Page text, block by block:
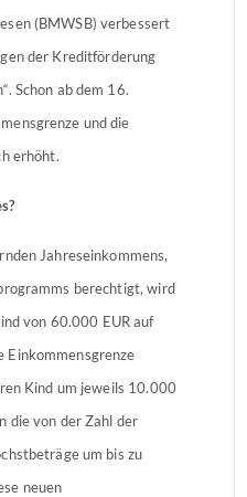
(BMWSB) verbessert
der Kreditförderung
Schon ab dem 16.
und die
erhöht.
Jahreseinkommens,
berechtigt, wird
von 60.000 EUR auf
Einkommensgrenze
Kind um jeweils 10.000
die von der Zahl der
um bis zu
neuen